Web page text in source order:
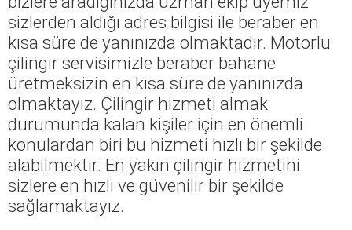
sizlerden aldığı adres bilgisi ile beraber en
kısa süre de yanınızda olmaktadır. Motorlu
çilingir servisimizle beraber bahane
üretmeksizin en kısa süre de yanınızda
olmaktayız. Çilingir hizmeti almak
durumunda kalan kişiler için en önemli
konulardan biri bu hizmeti hızlı bir şekilde
alabilmektir. En yakın çilingir hizmetini
sizlere en hızlı ve güvenilir bir şekilde
sağlamaktayız.